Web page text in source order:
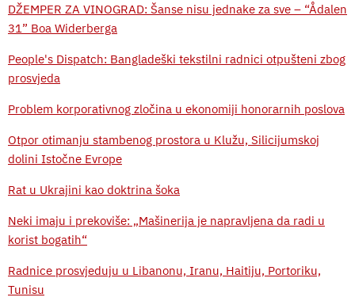
DŽEMPER ZA VINOGRAD: Šanse nisu jednake za sve – “Ådalen
31” Boa Widerberga
People's Dispatch: Bangladeški tekstilni radnici otpušteni zbog
prosvjeda
Problem korporativnog zločina u ekonomiji honorarnih poslova
Otpor otimanju stambenog prostora u Klužu, Silicijumskoj
dolini Istočne Evrope
Rat u Ukrajini kao doktrina šoka
Neki imaju i prekoviše: „Mašinerija je napravljena da radi u
korist bogatih“
Radnice prosvjeduju u Libanonu, Iranu, Haitiju, Portoriku,
Tunisu